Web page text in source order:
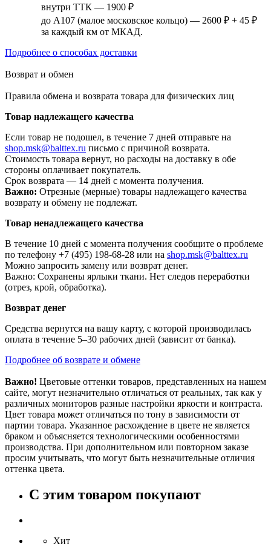
внутри ТТК — 1900 ₽
до А107 (малое московское кольцо) — 2600 ₽ + 45 ₽
за каждый км от МКАД.
Подробнее о способах доставки
Возврат и обмен
Правила обмена и возврата товара для физических лиц
Товар надлежащего качества
Если товар не подошел, в течение 7 дней отправьте на
shop.msk@balttex.ru письмо с причиной возврата.
Стоимость товара вернут, но расходы на доставку в обе
стороны оплачивает покупатель.
Срок возврата — 14 дней с момента получения.
Важно: Отрезные (мерные) товары надлежащего качества
возврату и обмену не подлежат.
Товар ненадлежащего качества
В течение 10 дней с момента получения сообщите о проблеме
по телефону +7 (495) 198-68-28 или на shop.msk@balttex.ru
Можно запросить замену или возврат денег.
Важно: Сохранены ярлыки ткани. Нет следов переработки
(отрез, крой, обработка).
Возврат денег
Средства вернутся на вашу карту, с которой производилась
оплата в течение 5–30 рабочих дней (зависит от банка).
Подробнее об возврате и обмене
Важно! Цветовые оттенки товаров, представленных на нашем
сайте, могут незначительно отличаться от реальных, так как у
различных мониторов разные настройки яркости и контраста.
Цвет товара может отличаться по тону в зависимости от
партии товара. Указанное расхождение в цвете не является
браком и объясняется технологическими особенностями
производства. При дополнительном или повторном заказе
просим учитывать, что могут быть незначительные отличия
оттенка цвета.
С этим товаром покупают
Хит